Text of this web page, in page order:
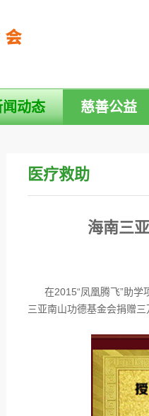
闻动态 慈善公益
医疗救助
海南三
在2015“凤凰腾飞”助学
三亚南山功德基金会捐赠三